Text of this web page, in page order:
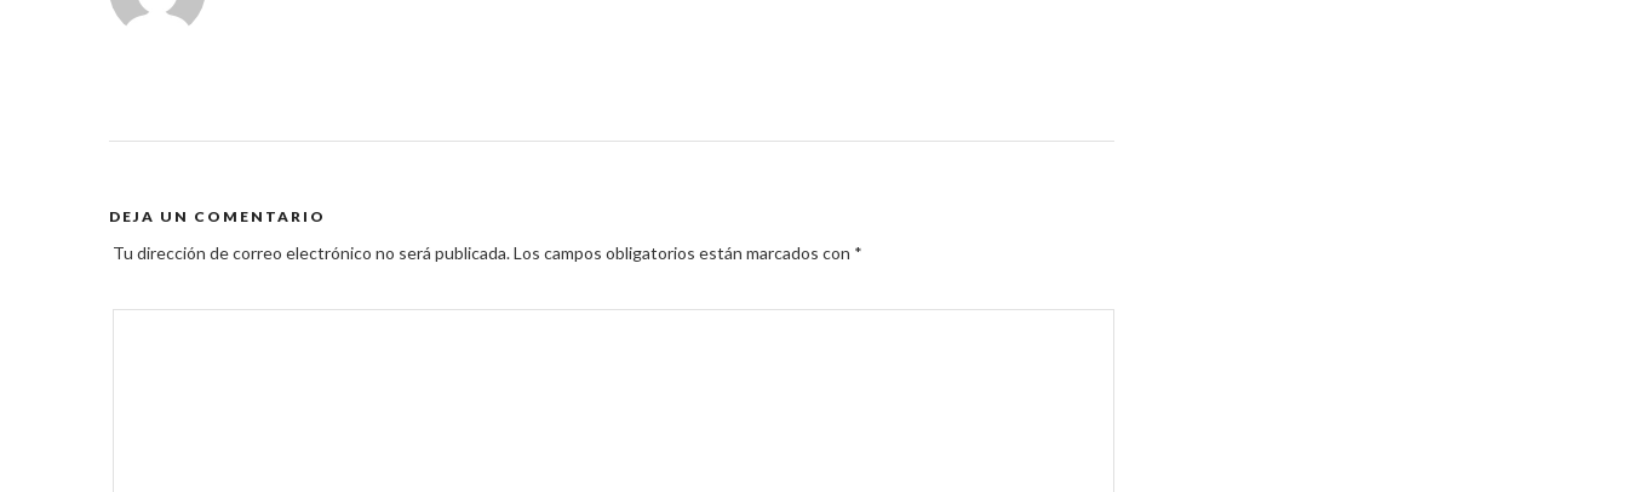
DEJA UN COMENTARIO
Tu dirección de correo electrónico no será publicada.Los campos obligatorios están marcados con *